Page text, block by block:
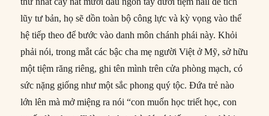
lũy tư bản, họ sẽ dồn toàn bộ công lực và kỳ vọng vào thế
hệ tiếp theo để bước vào danh môn chánh phái này. Khỏi
phải nói, trong mắt các bậc cha mẹ người Việt ở Mỹ, sở hữu
một tiệm răng riêng, ghi tên mình trên cửa phòng mạch, có
sức nặng giống như một sắc phong quý tộc. Đứa trẻ nào
lớn lên mà mở miệng ra nói “con muốn học triết học, con